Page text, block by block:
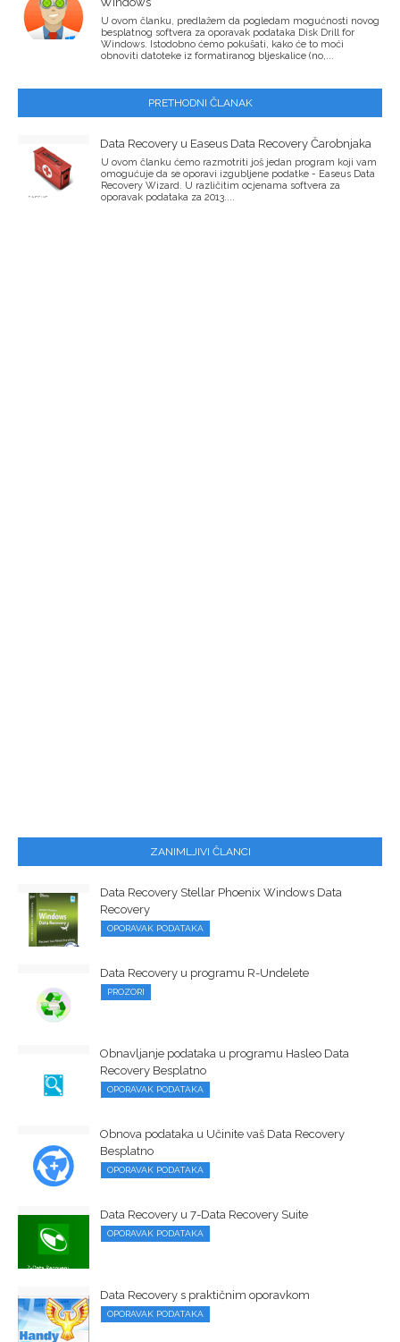
U ovom članku, predlažem da pogledam mogućnosti novog
besplatnog softvera za oporavak podataka Disk Drill for
Windows. Istodobno ćemo pokušati, kako će to moći
obnoviti datoteke iz formatiranog bljeskalice (no,...
PRETHODNI ČLANAK
Data Recovery u Easeus Data Recovery Čarobnjaka
U ovom članku ćemo razmotriti još jedan program koji vam
omogućuje da se oporavi izgubljene podatke - Easeus Data
Recovery Wizard. U različitim ocjenama softvera za
oporavak podataka za 2013....
ZANIMLJIVI ČLANCI
Data Recovery Stellar Phoenix Windows Data
Recovery
OPORAVAK PODATAKA
Data Recovery u programu R-Undelete
PROZORI
Obnavljanje podataka u programu Hasleo Data
Recovery Besplatno
OPORAVAK PODATAKA
Obnova podataka u Učinite vaš Data Recovery
Besplatno
OPORAVAK PODATAKA
Data Recovery u 7-Data Recovery Suite
OPORAVAK PODATAKA
Data Recovery s praktičnim oporavkom
OPORAVAK PODATAKA